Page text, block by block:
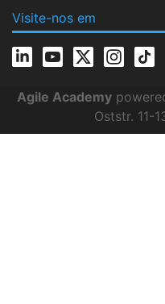
Visite-nos em
Agile Academy
Oststr. 11-